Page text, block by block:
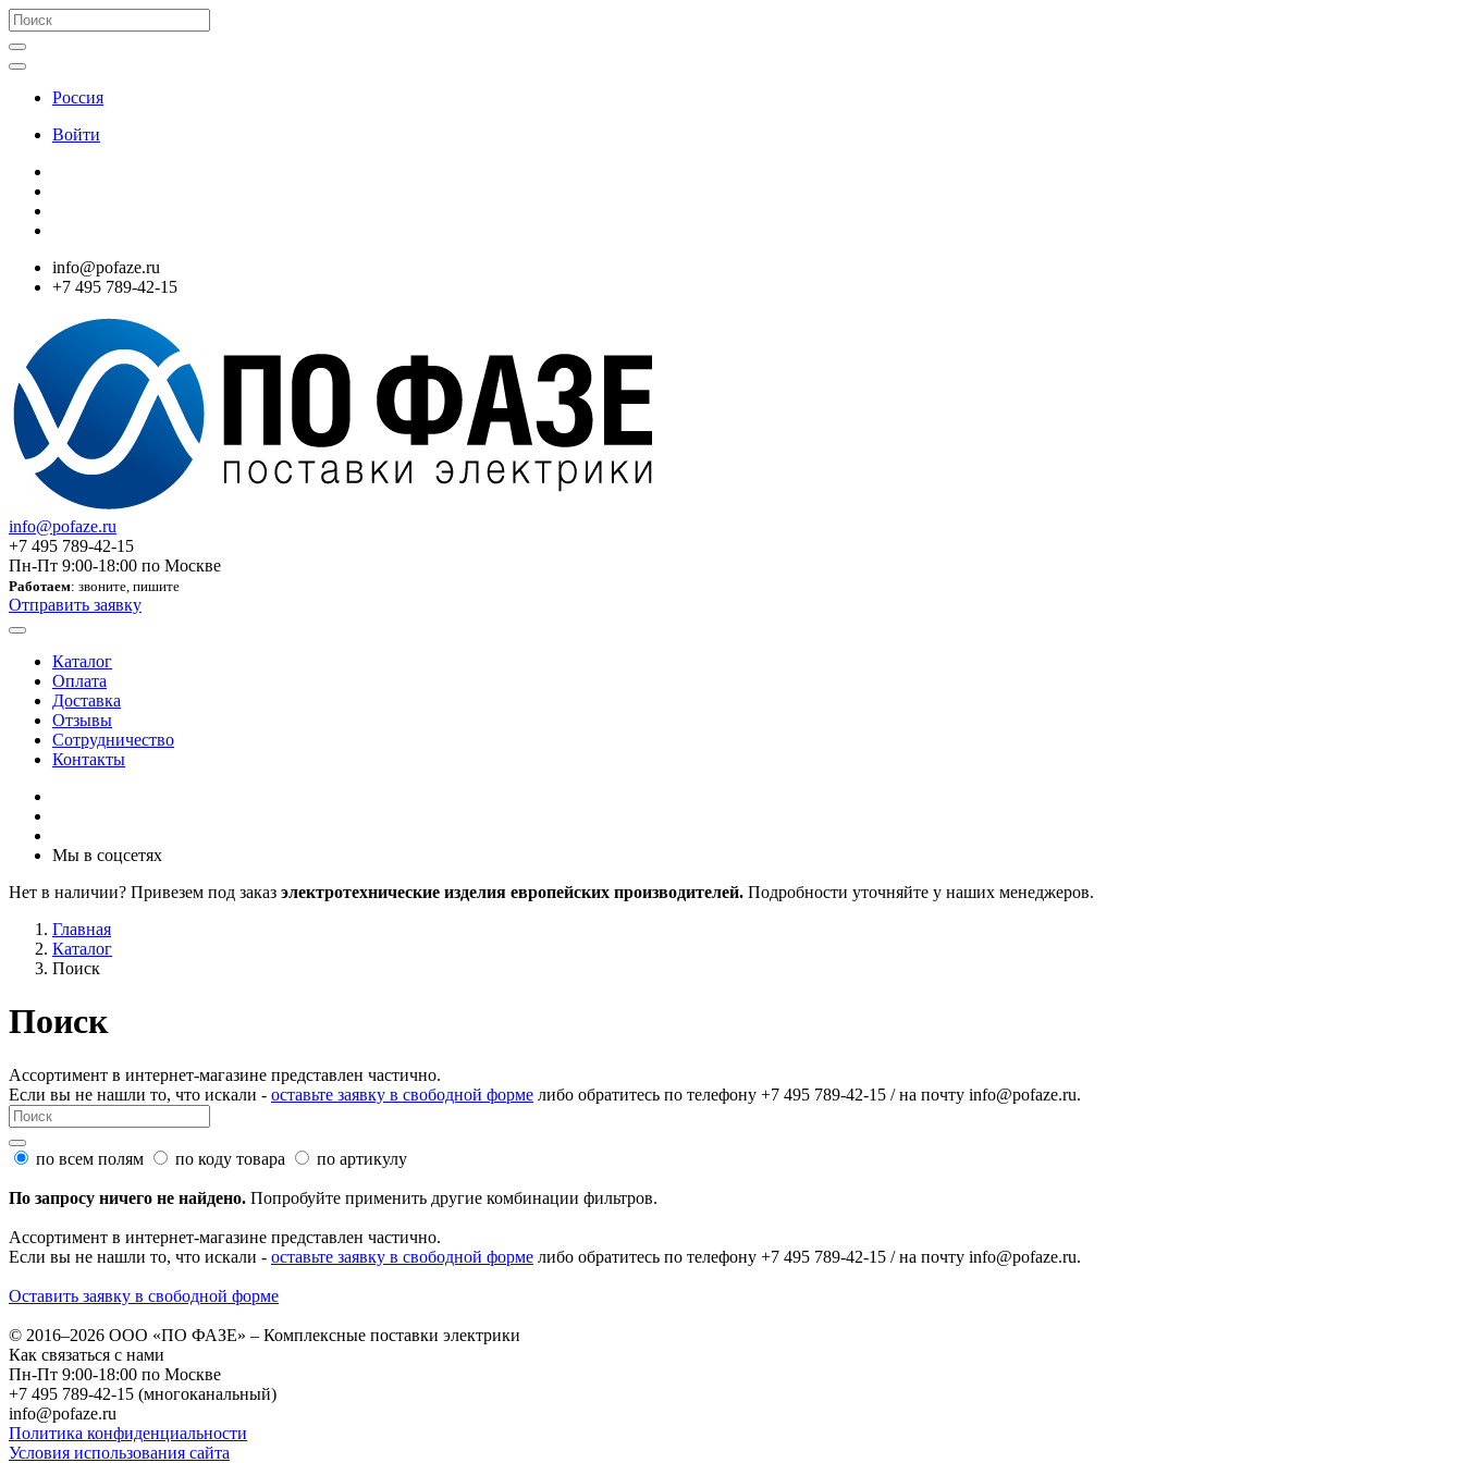
Россия
Войти
info@pofaze.ru
+7 495 789-42-15
info@pofaze.ru
+7 495 789-42-15
Пн-Пт 9:00-18:00 по Москве
Работаем: звоните, пишите
Отправить заявку
Каталог
Оплата
Доставка
Отзывы
Сотрудничество
Контакты
Мы в соцсетях
Нет в наличии? Привезем под заказ электротехнические изделия европейских производителей. Подробности уточняйте у наших менеджеров.
Главная
Каталог
Поиск
Поиск
Ассортимент в интернет-магазине представлен частично.
Если вы не нашли то, что искали - оставьте заявку в свободной форме либо обратитесь по телефону +7 495 789-42-15 / на почту info@pofaze.ru.
по всем полям по коду товара по артикулу
По запросу ничего не найдено. Попробуйте применить другие комбинации фильтров.
Ассортимент в интернет-магазине представлен частично.
Если вы не нашли то, что искали - оставьте заявку в свободной форме либо обратитесь по телефону +7 495 789-42-15 / на почту info@pofaze.ru.
Оставить заявку в свободной форме
© 2016–2026 ООО «ПО ФАЗЕ» – Комплексные поставки электрики
Как связаться с нами
Пн-Пт 9:00-18:00 по Москве
+7 495 789-42-15 (многоканальный)
info@pofaze.ru
Политика конфиденциальности
Условия использования сайта